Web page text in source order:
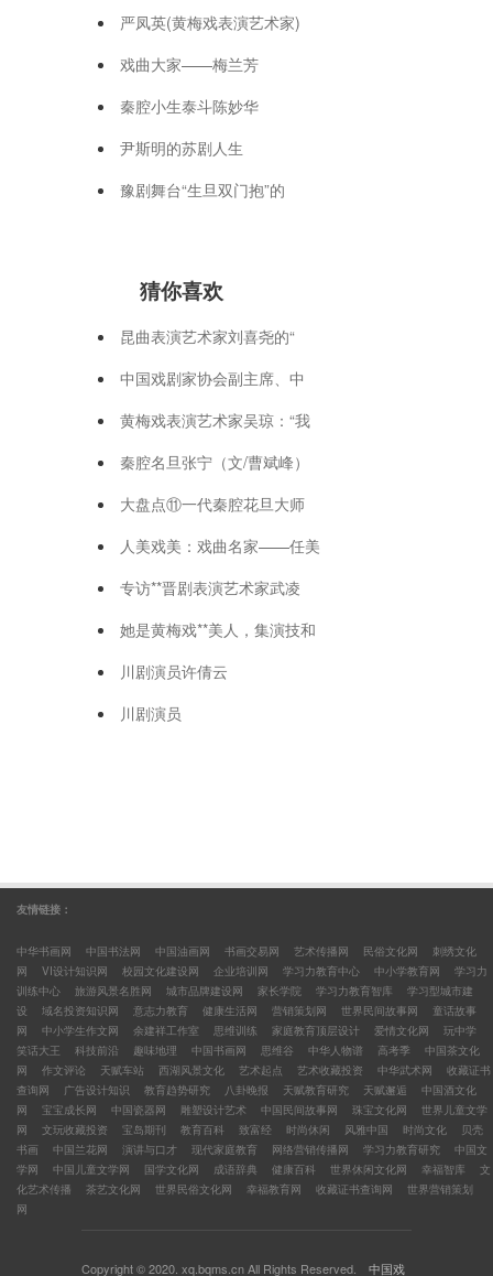
严凤英(黄梅戏表演艺术家)
戏曲大家——梅兰芳
秦腔小生泰斗陈妙华
尹斯明的苏剧人生
豫剧舞台“生旦双门抱”的
猜你喜欢
昆曲表演艺术家刘喜尧的“
中国戏剧家协会副主席、中
黄梅戏表演艺术家吴琼：“我
秦腔名旦张宁（文/曹斌峰）
大盘点⑪一代秦腔花旦大师
人美戏美：戏曲名家——任美
专访**晋剧表演艺术家武凌
她是黄梅戏**美人，集演技和
川剧演员许倩云
川剧演员
友情链接：
中华书画网 中国书法网 中国油画网 书画交易网 艺术传播网 民俗文化网
刺绣文化
网
VI设计知识网 校园文化建设网 企业培训网 学习力教育中心 中小学教育网
学习力
训练中心
旅游风景名胜网 城市品牌建设网 家长学院 学习力教育智库
学习型城市建
设
域名投资知识网 意志力教育 健康生活网 营销策划网 世界民间故事网
童话故事
网
中小学生作文网 余建祥工作室 思维训练 家庭教育顶层设计 爱情文化网
玩中学
笑话大王
科技前沿 趣味地理 中国书画网 思维谷 中华人物谱 高考季
中国茶文化
网
作文评论 天赋车站 西湖风景文化 艺术起点 艺术收藏投资 中华武术网
收藏证书
查询网
广告设计知识 教育趋势研究 八卦晚报 天赋教育研究 天赋邂逅
中国酒文化
网
宝宝成长网 中国瓷器网 雕塑设计艺术 中国民间故事网 珠宝文化网
世界儿童文学
网
文玩收藏投资 宝岛期刊 教育百科 致富经 时尚休闲 风雅中国 时尚文化
贝壳
书画
中国兰花网 演讲与口才 现代家庭教育 网络营销传播网 学习力教育研究
中国文
学网
中国儿童文学网 国学文化网 成语辞典 健康百科 世界休闲文化网 幸福智库
文
化艺术传播
茶艺文化网 世界民俗文化网 幸福教育网 收藏证书查询网
世界营销策划
网
Copyright © 2020. xq.bqms.cn All Rights Reserved. 中国戏